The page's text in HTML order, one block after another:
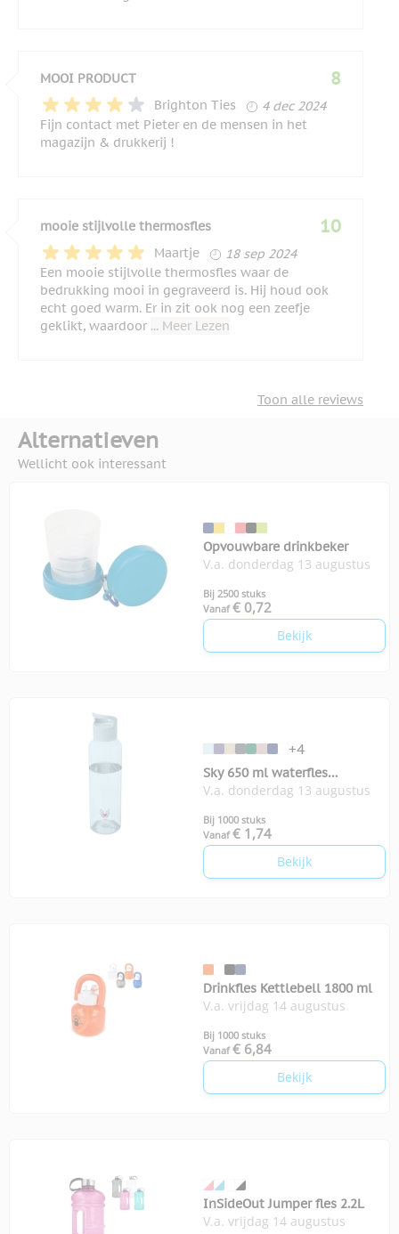
MOOI PRODUCT
Brighton Ties
4 december 2024
4 dec 2024
8
Fijn contact met Pieter en de mensen in het
magazijn & drukkerij !
mooie stijlvolle thermosfles
Maartje
18 september 2024
18 sep 2024
10
Een mooie stijlvolle thermosfles waar de
bedrukking mooi in gegraveerd is. Hij houd ook
echt goed warm. Er in zit ook nog een zeefje
geklikt, waardoor ... Meer Lezen
Toon alle reviews
Alternatieven
Wellicht ook interessant
Opvouwbare drinkbeker
V.a. donderdag 13 augustus
Bij 2500 stuks
Vanaf € 0,72
Bekijk
+4
Sky 650 ml waterfles
gerecycled plastic
V.a. donderdag 13 augustus
Bij 1000 stuks
Vanaf € 1,74
Bekijk
Drinkfles Kettlebell 1800 ml
V.a. vrijdag 14 augustus
Bij 1000 stuks
Vanaf € 6,84
Bekijk
InSideOut Jumper fles 2.2L
V.a. vrijdag 14 augustus